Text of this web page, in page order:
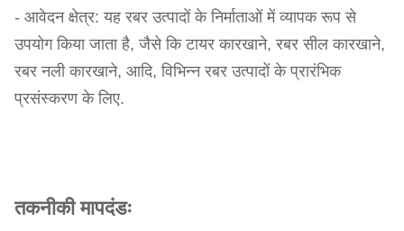
- आवेदन क्षेत्र: यह रबर उत्पादों के निर्माताओं में व्यापक रूप से
उपयोग किया जाता है, जैसे कि टायर कारखाने, रबर सील कारखाने,
रबर नली कारखाने, आदि, विभिन्न रबर उत्पादों के प्रारंभिक
प्रसंस्करण के लिए.
तकनीकी मापदंडः